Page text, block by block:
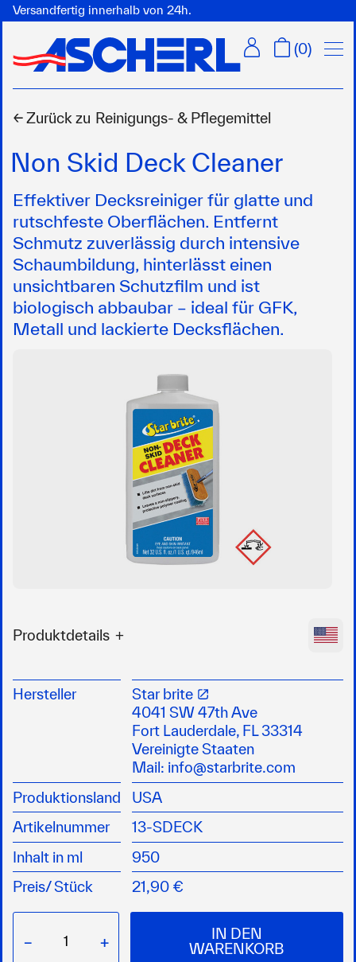
Versandfertig innerhalb von 24h.
(0)
← Zurück zu Reinigungs- & Pflegemittel
Non Skid Deck Cleaner
Effektiver Decksreiniger für glatte und
rutschfeste Oberflächen. Entfernt
Schmutz zuverlässig durch intensive
Schaumbildung, hinterlässt einen
unsichtbaren Schutzfilm und ist
biologisch abbaubar – ideal für GFK,
Metall und lackierte Decksflächen.
Produktdetails
Reinigungsmittel für glatte und rutschfeste
schnell und einfach anzuwenden
entfernt Schmutz durch Schaumbildung
für GFK, Metall und lackierte Oberflächen
biologisch abbaubar
ergibt einen unsichtbaren Schutzfilm
GEFAHR: H318
Hersteller
Star brite
4041 SW 47th Ave
Fort Lauderdale, FL 33314
Vereinigte Staaten
Mail: info@starbrite.com
Produktionsland
USA
Artikelnummer
13-SDECK
Inhalt in ml
950
Preis/Stück 21,90 €
− +
IN DEN
WARENKORB